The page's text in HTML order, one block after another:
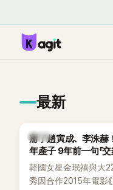
最新
韓星
掰了趙寅成、李洙赫
年產子 9年前一句「
韓國女星金珉禧與大
秀因合作2015年電影